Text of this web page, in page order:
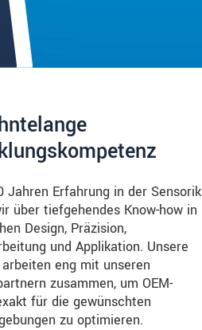
Jahren Erfahrung in der Sensorik
über tiefgehendes Know-how in
Design, Präzision,
und Applikation. Unsere
eng mit unseren
zusammen, um OEM-
für die gewünschten
zu optimieren.